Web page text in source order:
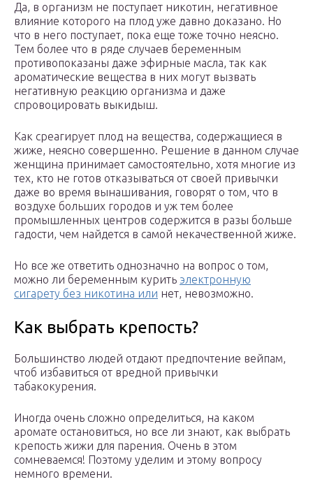
Да, в организм не поступает никотин, негативное
влияние которого на плод уже давно доказано. Но
что в него поступает, пока еще тоже точно неясно.
Тем более что в ряде случаев беременным
противопоказаны даже эфирные масла, так как
ароматические вещества в них могут вызвать
негативную реакцию организма и даже
спровоцировать выкидыш.
Как среагирует плод на вещества, содержащиеся в
жиже, неясно совершенно. Решение в данном случае
женщина принимает самостоятельно, хотя многие из
тех, кто не готов отказываться от своей привычки
даже во время вынашивания, говорят о том, что в
воздухе больших городов и уж тем более
промышленных центров содержится в разы больше
гадости, чем найдется в самой некачественной жиже.
Но все же ответить однозначно на вопрос о том,
можно ли беременным курить электронную
сигарету без никотина или нет, невозможно.
Как выбрать крепость?
Большинство людей отдают предпочтение вейпам,
чтоб избавиться от вредной привычки
табакокурения.
Иногда очень сложно определиться, на каком
аромате остановиться, но все ли знают, как выбрать
крепость жижи для парения. Очень в этом
сомневаемся! Поэтому уделим и этому вопросу
немного времени.